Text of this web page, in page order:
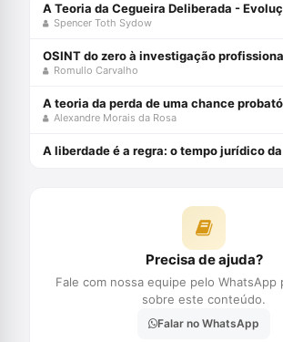
Spencer Toth Sydow
Romullo Carvalho
Alexandre Morais da Rosa
Precisa de ajuda?
Fale com nossa equipe pelo WhatsApp
sobre este conteúdo.
Falar no WhatsApp